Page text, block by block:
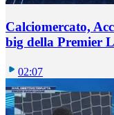
Calciomercato,
big della Premier
02:07